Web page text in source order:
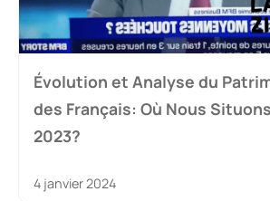
Évolution et Analyse du
des Français: Où Nous
2023?
4 janvier 2024